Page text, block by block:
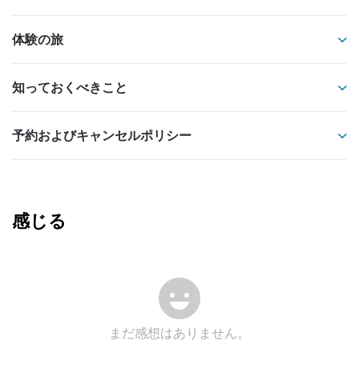
体験の旅
知っておくべきこと
予約およびキャンセルポリシー
感じる
まだ感想はありません。